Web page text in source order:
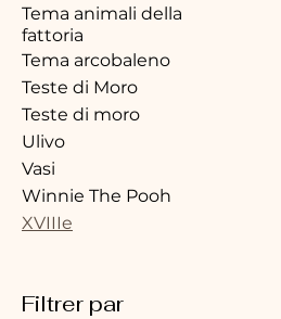
Tema animali della
fattoria
Tema arcobaleno
Teste di Moro
Teste di moro
Ulivo
Vasi
Winnie The Pooh
XVIIIe
Filtrer par